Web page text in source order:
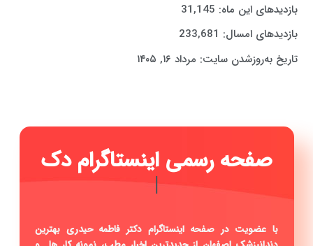
بازدیدهای این ماه: 31,145
بازدیدهای امسال: 233,681
تاریخ به‌روزشدن سایت: مرداد ۱۶, ۱۴۰۵
صف|
دندانپزشک اصفهان از جدیدترین اخبار مطب، نمونه کار ها و
مطالب مفید بهرمند شوید.